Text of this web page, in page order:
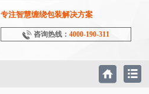
专注智慧缠绕包装解决方案
咨询热线： 4000-190-311